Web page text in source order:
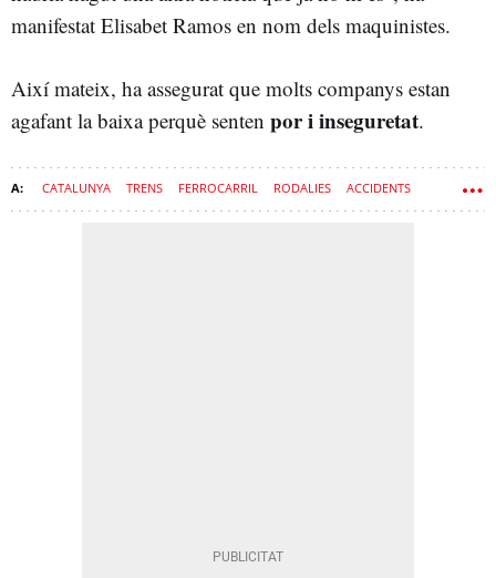
manifestat Elisabet Ramos en nom dels maquinistes.
Així mateix, ha assegurat que molts companys estan
agafant la baixa perquè senten por i inseguretat.
CATALUNYA TRENS FERROCARRIL RODALIES ACCIDENTS